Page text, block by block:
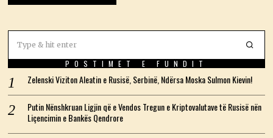
POSTIMET E FUNDIT
Zelenski Viziton Aleatin e Rusisë, Serbinë, Ndërsa Moska Sulmon Kievin!
Putin Nënshkruan Ligjin që e Vendos Tregun e Kriptovalutave të Rusisë nën
Liçencimin e Bankës Qendrore